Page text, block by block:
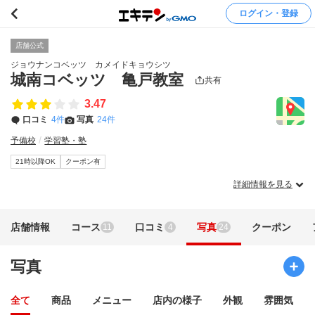
ログイン・登録
店舗公式
ジョウナンコベッツ カメイドキョウシツ
城南コベッツ 亀戸教室 共有
3.47
口コミ 4件 写真 24件
予備校 学習塾・塾
21時以降OK クーポン有
詳細情報を見る
店舗情報 コース 11 口コミ 4 写真 24 クーポン
写真
全て 商品 メニュー 店内の様子 外観 雰囲気